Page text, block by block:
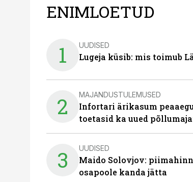
ENIMLOETUD
1 UUDISED
Lugeja küsib: mis toimub
2 MAJANDUSTULEMUSED
Infortari ärikasum
toetasid ka uued
3 UUDISED
Maido Solovjov:
osapoole kanda jätta